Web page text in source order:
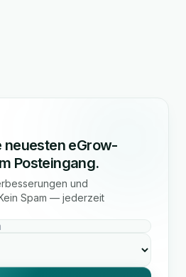
neuesten eGrow-
Posteingang.
und
Spam — jederzeit